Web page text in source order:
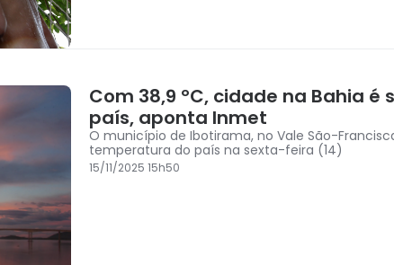
Com 38,9 ºC, cidade na Bahia
país, aponta Inmet
O município de Ibotirama, no Vale São-
temperatura do país na sexta-feira (14)
15/11/2025 15h50